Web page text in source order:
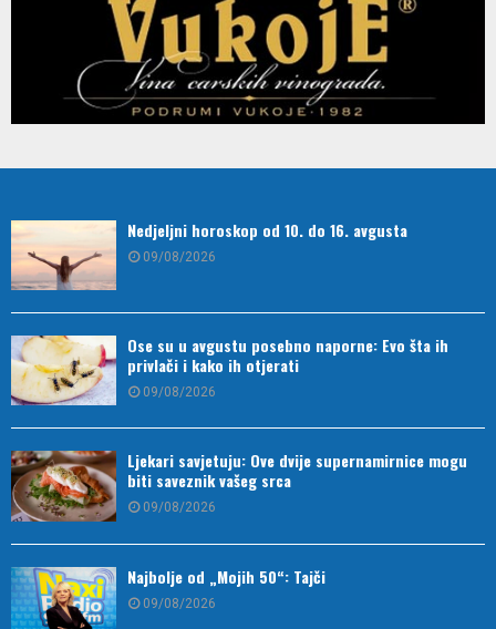
Nedjeljni horoskop od 10. do 16. avgusta
09/08/2026
Ose su u avgustu posebno naporne: Evo šta ih
privlači i kako ih otjerati
09/08/2026
Ljekari savjetuju: Ove dvije supernamirnice mogu
biti saveznik vašeg srca
09/08/2026
Najbolje od „Mojih 50“: Tajči
09/08/2026